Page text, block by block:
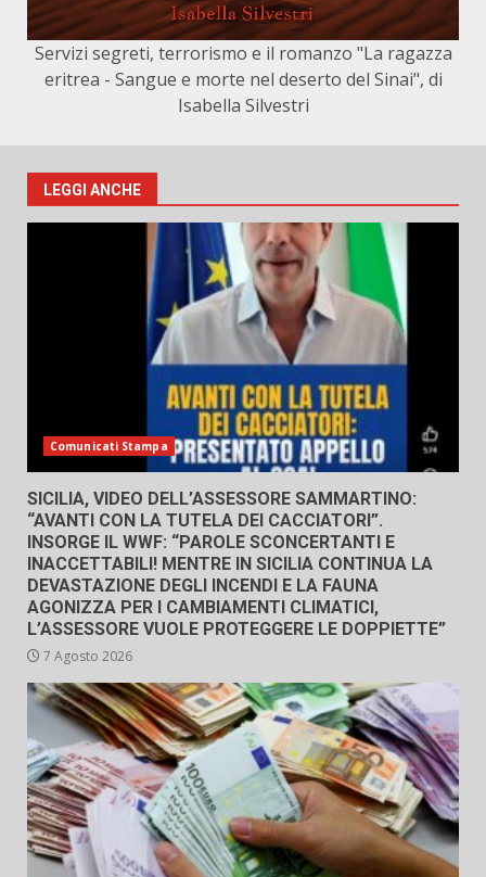
Servizi segreti, terrorismo e il romanzo "La ragazza
eritrea - Sangue e morte nel deserto del Sinai", di
Isabella Silvestri
LEGGI ANCHE
Comunicati Stampa
SICILIA, VIDEO DELL’ASSESSORE SAMMARTINO:
“AVANTI CON LA TUTELA DEI CACCIATORI”.
INSORGE IL WWF: “PAROLE SCONCERTANTI E
INACCETTABILI! MENTRE IN SICILIA CONTINUA LA
DEVASTAZIONE DEGLI INCENDI E LA FAUNA
AGONIZZA PER I CAMBIAMENTI CLIMATICI,
L’ASSESSORE VUOLE PROTEGGERE LE DOPPIETTE”
7 Agosto 2026